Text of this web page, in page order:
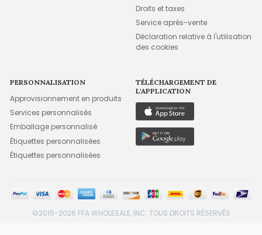
Droits et taxes
Service après-vente
Déclaration relative à l'utilisation
des cookies
PERSONNALISATION
Approvisionnement en produits
Services personnalisés
Emballage personnalisé
Étiquettes personnalisées
Étiquettes personnalisées
TÉLÉCHARGEMENT DE
L'APPLICATION
©2015-2026 FFA WHOLESALE, INC. TOUS DROITS RÉSERVÉS